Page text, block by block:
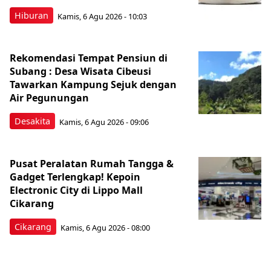
Hiburan Kamis, 6 Agu 2026 - 10:03
Desakita
Rekomendasi Tempat Pensiun di
Subang : Desa Wisata Cibeusi
Tawarkan Kampung Sejuk dengan
Air Pegunungan
Kamis, 6 Agu 2026 - 09:06
Cikarang
Pusat Peralatan Rumah Tangga &
Gadget Terlengkap! Kepoin
Electronic City di Lippo Mall
Cikarang
Kamis, 6 Agu 2026 - 08:00